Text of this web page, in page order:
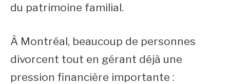
du patrimoine familial.
À Montréal, beaucoup de personnes
divorcent tout en gérant déjà une
pression financière importante :